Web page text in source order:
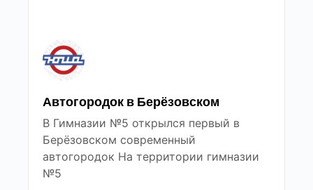
Автогородок в Берёзовском
В Гимназии №5 открылся первый в
Берёзовском современный
автогородок На территории гимназии
№5